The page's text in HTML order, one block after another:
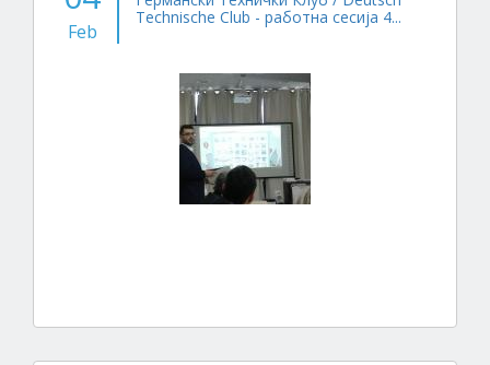
Feb
Technische Club - работна сесија 4...